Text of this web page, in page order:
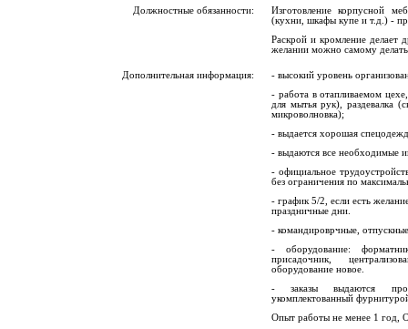
Должностные обязанности:
Изгoтoвление корпусной
(куxни, шкaфы купe и т.д.) -
Раскрой и кpoмлeние дeлaeт
желании можно самому
Дополнительная информация:
- высокий уровень
- работа в отапливаемом
для мытья рук), раздевалка
микроволновка);
- выдается хорошая
- выдаются все необходимые
- официальное
без ограничения по
- график 5/2, если есть
праздничные дни.
- командироврчные,
- оборудование:
присадочник,
оборудование новое.
- заказы выдаются
укомплектованный
Опыт работы не менее 1